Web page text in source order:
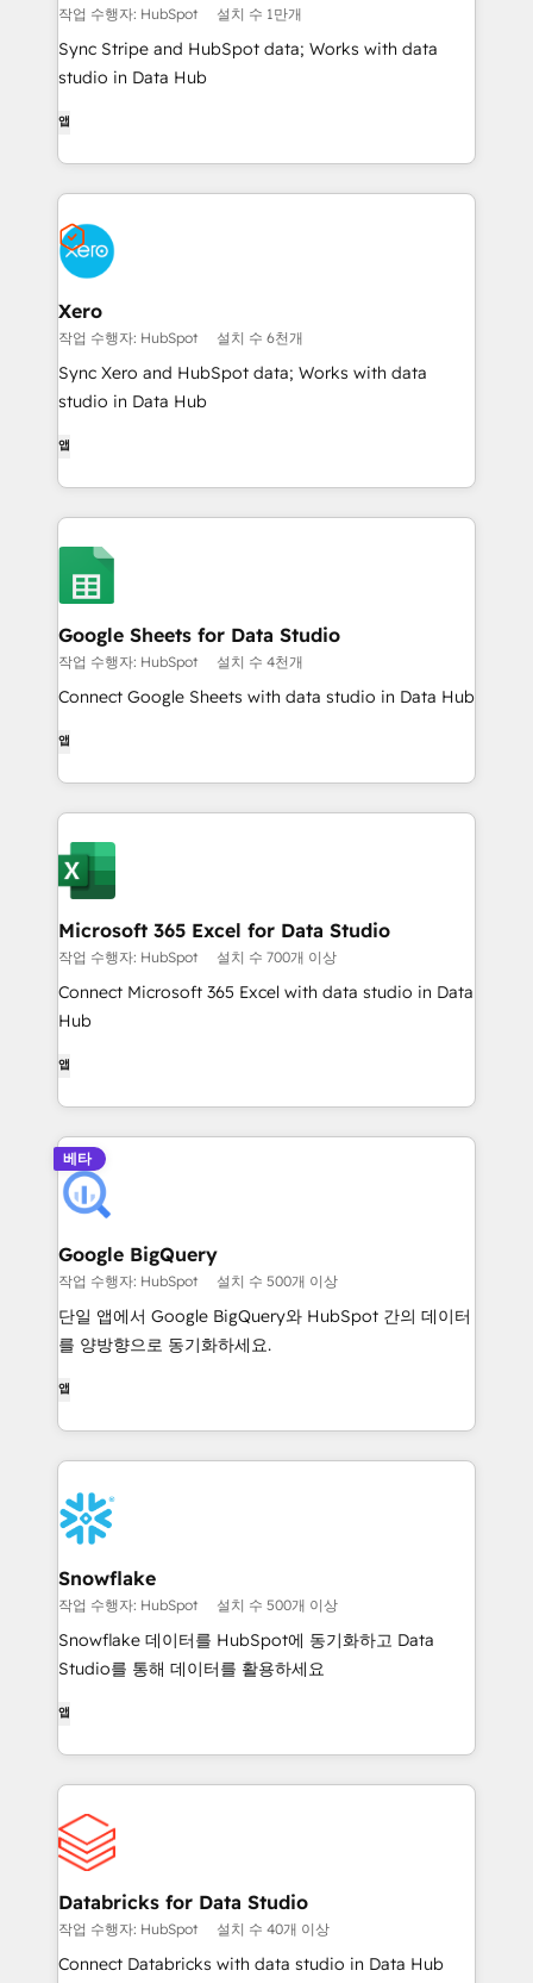
작업 수행자: HubSpot 설치 수 1만개
Sync Stripe and HubSpot data; Works with data
studio in Data Hub
앱
Xero
작업 수행자: HubSpot 설치 수 6천개
Sync Xero and HubSpot data; Works with data
studio in Data Hub
앱
Google Sheets for Data Studio
작업 수행자: HubSpot 설치 수 4천개
Connect Google Sheets with data studio in Data Hub
앱
Microsoft 365 Excel for Data Studio
작업 수행자: HubSpot 설치 수 700개 이상
Connect Microsoft 365 Excel with data studio in Data
Hub
앱
베타
Google BigQuery
작업 수행자: HubSpot 설치 수 500개 이상
단일 앱에서 Google BigQuery와 HubSpot 간의 데이터
를 양방향으로 동기화하세요.
앱
Snowflake
작업 수행자: HubSpot 설치 수 500개 이상
Snowflake 데이터를 HubSpot에 동기화하고 Data
Studio를 통해 데이터를 활용하세요
앱
Databricks for Data Studio
작업 수행자: HubSpot 설치 수 40개 이상
Connect Databricks with data studio in Data Hub